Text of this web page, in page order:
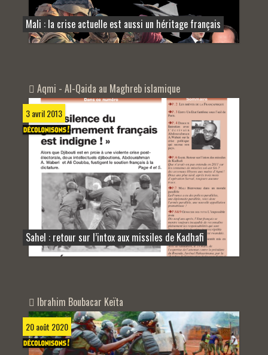
Mali : la crise actuelle est aussi un héritage français
Aqmi - Al-Qaida au Maghreb islamique
3 avril 2013
Sahel : retour sur l’intox aux missiles de Kadhafi
Ibrahim Boubacar Keïta
20 août 2020